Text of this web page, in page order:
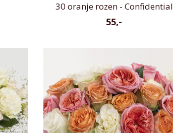
30 oranje rozen - Confidential
55,-